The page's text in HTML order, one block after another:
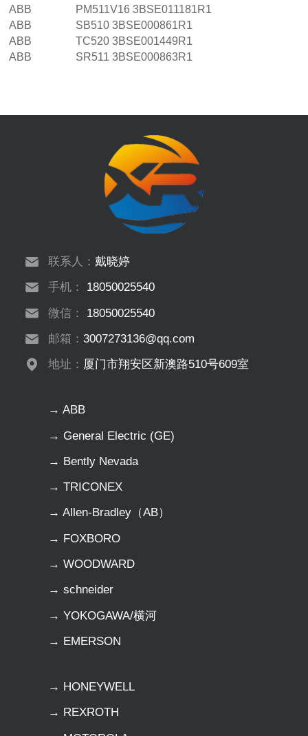
ABB PM511V16 3BSE011181R1
ABB SB510 3BSE000861R1
ABB TC520 3BSE001449R1
ABB SR511 3BSE000863R1
联系人：戴晓婷
手机：
18050025540
微信：
18050025540
邮箱：3007273136@qq.com
地址： 厦门市翔安区新澳路510号609室
→ ABB
→ General Electric (GE)
→ Bently Nevada
→ TRICONEX
→ Allen-Bradley（AB）
→ FOXBORO
→ WOODWARD
→ schneider
→ YOKOGAWA/横河
→ EMERSON
→ HONEYWELL
→ REXROTH